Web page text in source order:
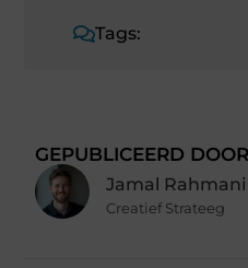
Tags:
GEPUBLICEERD DOOR
Jamal Rahmani
Creatief Strateeg